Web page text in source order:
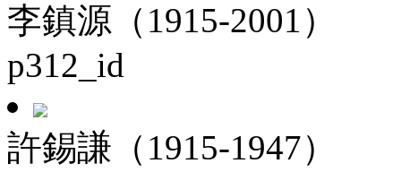
李鎮源（1915-2001）
p312_id
許錫謙（1915-1947）